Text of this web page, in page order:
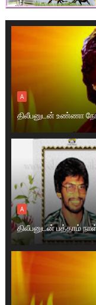
A
திலீபனுடன் உண்ணா
A
திலீபனுடன் பத்தாம்